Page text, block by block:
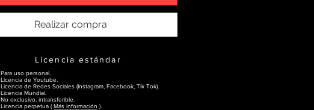
Realizar compra
Para uso personal.
Licencia de Youtube.
Licencia de Redes Sociales (Instagram, Facebook, Tik Tok).
Licencia Mundial.
No exclusivo, intransferible.
Licencia perpetua (Más información ).
Licencia estándar